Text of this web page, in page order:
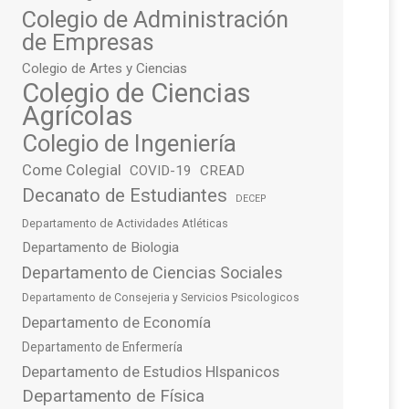
Colegio de Administración
de Empresas
Colegio de Artes y Ciencias
Colegio de Ciencias
Agrícolas
Colegio de Ingeniería
Come Colegial COVID-19 CREAD
Decanato de Estudiantes DECEP
Departamento de Actividades Atléticas
Departamento de Biologia
Departamento de Ciencias Sociales
Departamento de Consejeria y Servicios Psicologicos
Departamento de Economía
Departamento de Enfermería
Departamento de Estudios HIspanicos
Departamento de Física